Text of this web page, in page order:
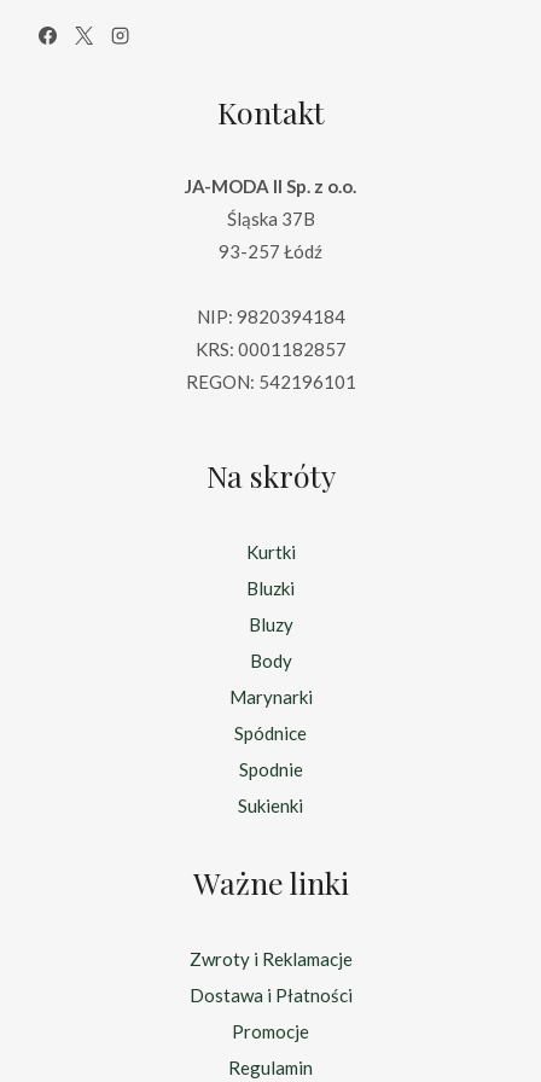
Kontakt
JA-MODA II Sp. z o.o.
Śląska 37B
93-257 Łódź
NIP: 9820394184
KRS: 0001182857
REGON: 542196101
Na skróty
Kurtki
Bluzki
Bluzy
Body
Marynarki
Spódnice
Spodnie
Sukienki
Ważne linki
Zwroty i Reklamacje
Dostawa i Płatności
Promocje
Regulamin